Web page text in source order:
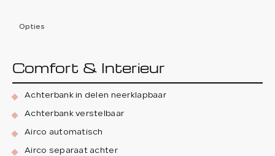
Opties
Comfort & Interieur
Achterbank in delen neerklapbaar
Achterbank verstelbaar
Airco automatisch
Airco separaat achter